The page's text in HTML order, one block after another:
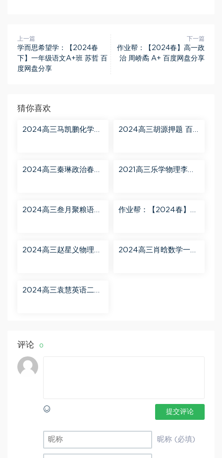
上一篇
学而思希望学：【2024春
下】一年级语文A+班 苏哲 百
度网盘分享
下一篇
作业帮：【2024春】高一政
治 周峤矞 A+ 百度网盘分享
猜你喜欢
2024高三马凯鹏化学一
2024高三胡源押题 百
2024高三秦琳政治春季
2021高三乐学物理李玮
2024高三叁月聚粮语文
作业帮：【2024春】高
2024高三赵星义物理二
2024高三肖晗数学一轮
2024高三袁慧英语二轮
评论 0
提交评论
昵称 (必填)